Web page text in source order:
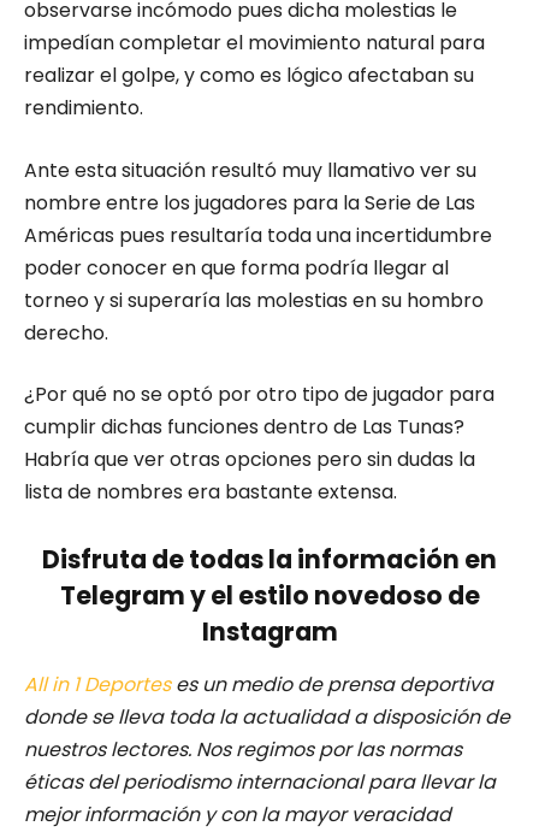
observarse incómodo pues dicha molestias le
impedían completar el movimiento natural para
realizar el golpe, y como es lógico afectaban su
rendimiento.
Ante esta situación resultó muy llamativo ver su
nombre entre los jugadores para la Serie de Las
Américas pues resultaría toda una incertidumbre
poder conocer en que forma podría llegar al
torneo y si superaría las molestias en su hombro
derecho.
¿Por qué no se optó por otro tipo de jugador para
cumplir dichas funciones dentro de Las Tunas?
Habría que ver otras opciones pero sin dudas la
lista de nombres era bastante extensa.
Disfruta de todas la información en
Telegram y el estilo novedoso de
Instagram
All in 1 Deporteses un medio de prensa deportiva
donde se lleva toda la actualidad a disposición de
nuestros lectores. Nos regimos por las normas
éticas del periodismo internacional para llevar la
mejor información y con la mayor veracidad